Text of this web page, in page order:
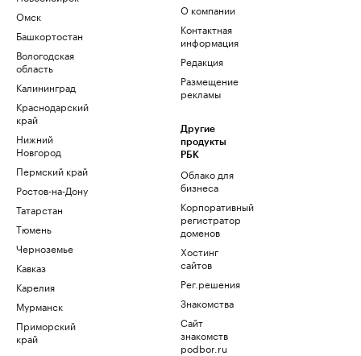
Омск
Башкортостан
Вологодская
область
Калининград
Краснодарский
край
Нижний
Новгород
Пермский край
Ростов-на-Дону
Татарстан
Тюмень
Черноземье
Кавказ
Карелия
Мурманск
Приморский
край
О компании
Контактная
информация
Редакция
Размещение
рекламы
Другие
продукты
РБК
Облако для
бизнеса
Корпоративный
регистратор
доменов
Хостинг
сайтов
Рег.решения
Знакомства
Сайт
знакомств
podbor.ru